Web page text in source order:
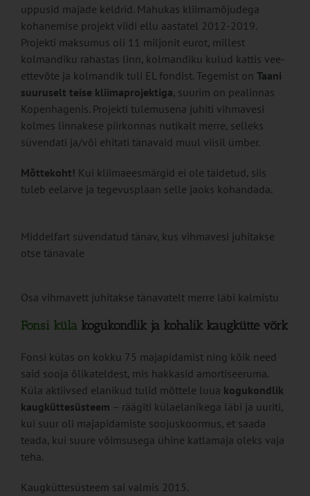
uppusid majade keldrid. Mahukas kliimamõjudega
kohanemise projekt viidi ellu aastatel 2012-2019.
Projekti maksumus oli 11 miljonit eurot, millest
kolmandiku rahastas linn, kolmandiku kulud kattis vee-
ettevõte ja kolmandik tuli EL fondist. Tegemist on Taani
suuruselt teise kliimaprojektiga, suurim on pealinnas
Kopenhagenis. Projekti tulemusena juhiti vihmavesi
kolmes linnakese piirkonnas nutikalt merre, selleks
süvendati ja/või ehitati tänavaid muul viisil ümber.
Mõttekoht! Kui kliimaeesmärgid ei ole täidetud, siis
tuleb eelarve ja tegevusplaan selle jaoks kohandada.
Middelfart süvendatud tänav, kus vihmavesi juhitakse
otse tänavale
Osa vihmavett juhitakse tänavatelt merre läbi kalmistu
Fonsi külakogukondlik ja kohalik kaugkütte võrk
Fonsi külas on kokku 75 majapidamist ning kõik need
said sooja õlikateldest, mis hakkasid amortiseeruma.
Küla aktiivsed elanikud tulid mõttele luua kogukondlik
kaugküttesüsteem – räägiti külaelanikega läbi ja uuriti,
kui suur oli majapidamiste soojuskoormus, et saada
teada, kui suure võimsusega ühine katlamaja oleks vaja
teha.
Kaugküttesüsteem sai valmis 2015.